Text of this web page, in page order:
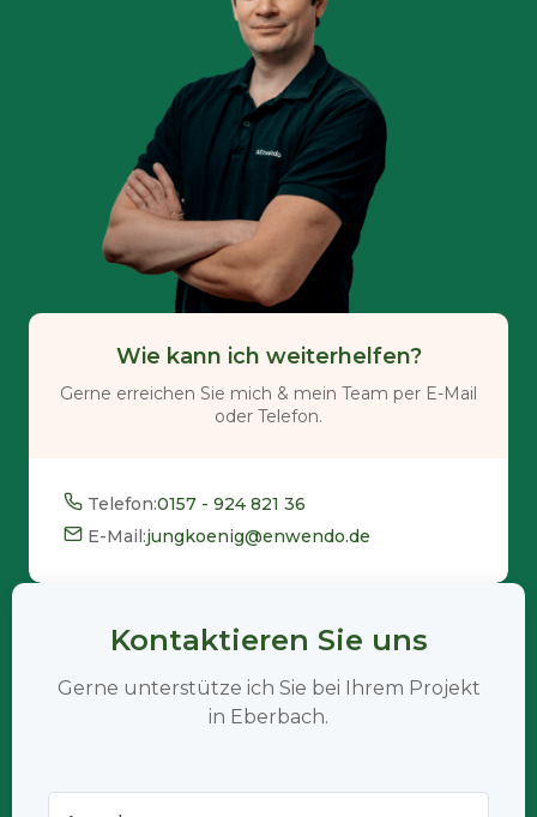
Wie kann ich weiterhelfen?
Gerne erreichen Sie mich & mein Team per E-Mail
oder Telefon.
Telefon:0157 - 924 821 36
E-Mail:jungkoenig@enwendo.de
Kontaktieren Sie uns
Gerne unterstütze ich Sie bei Ihrem Projekt
in Eberbach.